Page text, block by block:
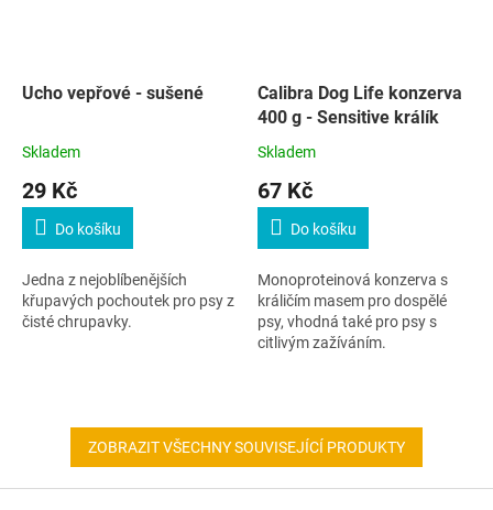
Ucho vepřové - sušené
Skladem
29 Kč
Do košíku
Jedna z nejoblíbenějších
křupavých pochoutek pro psy z
čisté chrupavky.
Calibra Dog Life konzerva
400 g - Sensitive králík
Skladem
67 Kč
Do košíku
Monoproteinová konzerva s
králičím masem pro dospělé
psy, vhodná také pro psy s
citlivým zažíváním.
ZOBRAZIT VŠECHNY SOUVISEJÍCÍ PRODUKTY